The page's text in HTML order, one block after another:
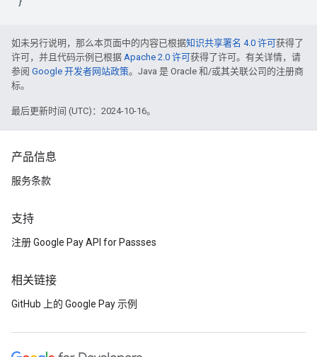
如未另行说明，那么本页面中的内容已根据知识共享署名 4.0 许可获得了
许可，并且代码示例已根据 Apache 2.0 许可获得了许可。有关详情，请
参阅 Google 开发者网站政策。Java 是 Oracle 和/或其关联公司的注册商
标。
最后更新时间 (UTC)：2024-10-16。
产品信息
服务条款
支持
注册 Google Pay API for Passses
相关链接
GitHub 上的 Google Pay 示例